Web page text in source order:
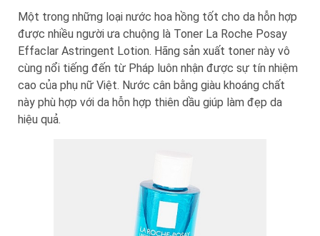
Một trong những loại nước hoa hồng tốt cho da hỗn hợp
được nhiều người ưa chuộng là Toner La Roche Posay
Effaclar Astringent Lotion. Hãng sản xuất toner này vô
cùng nổi tiếng đến từ Pháp luôn nhận được sự tín nhiệm
cao của phụ nữ Việt. Nước cân bằng giàu khoáng chất
này phù hợp với da hỗn hợp thiên dầu giúp làm đẹp da
hiệu quả.